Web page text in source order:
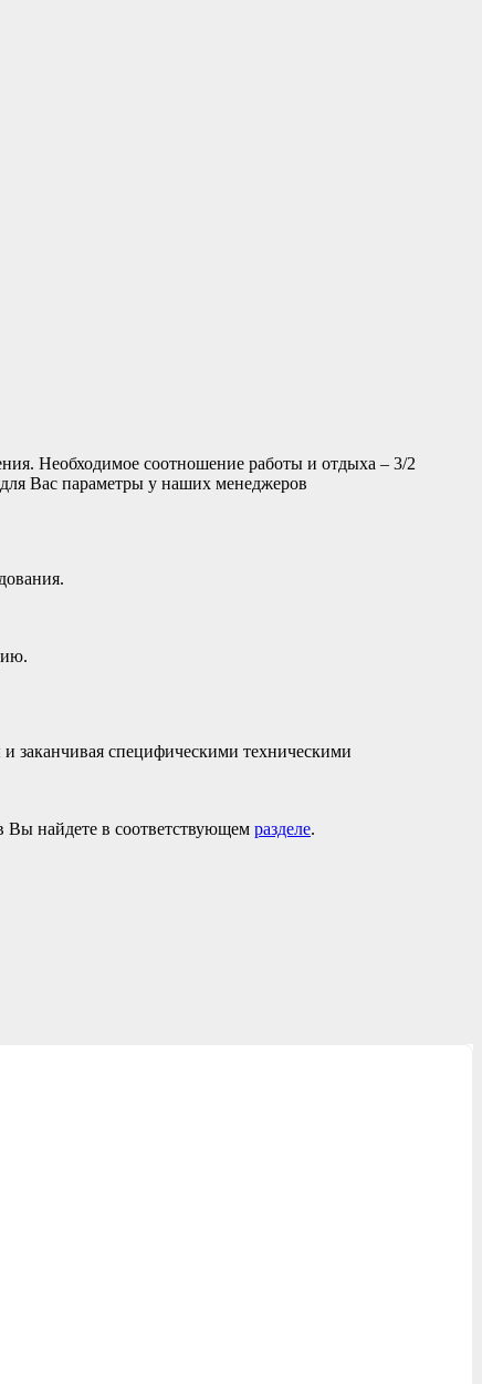
Необходимое соотношение работы и отдыха – 3/2
Вас параметры у наших менеджеров
заканчивая специфическими техническими
Вы найдете в соответствующем разделе.